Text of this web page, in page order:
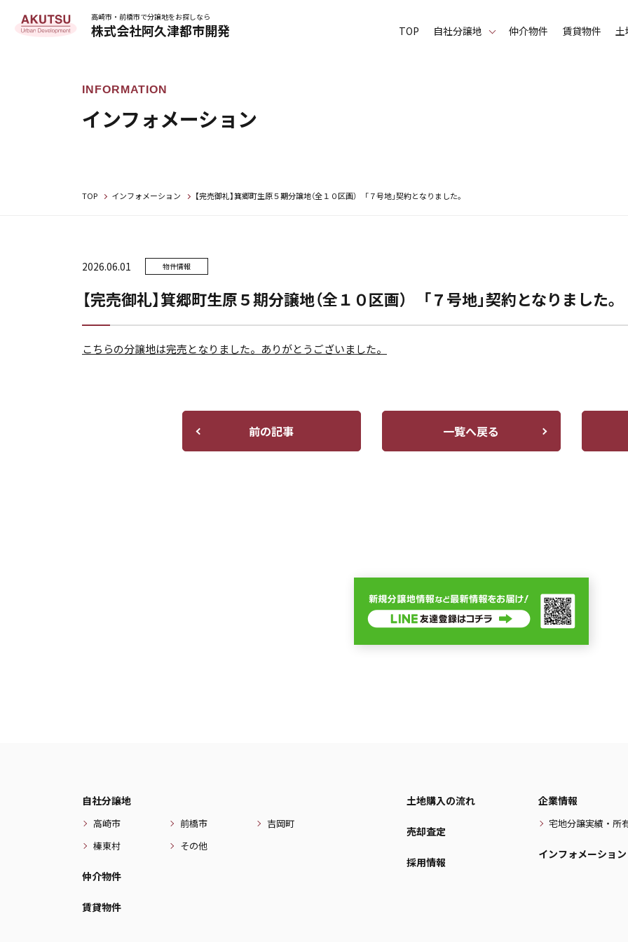
高崎市・前橋市で分譲地をお探しなら
株式会社阿久津都市開発 TOP ⾃社分譲地 仲介物件 賃貸物件 土
インフォメーション
TOP インフォメーション 【完売御礼】箕郷町生原５期分譲地（全１０区画） 「７号地」契約となりました。
2026.06.01 物件情報
【完売御礼】箕郷町生原５期分譲地（全１０区画） 「７号地」契約となりました。
こちらの分譲地は完売となりました。ありがとうございました。
前の記事 一覧へ戻る
自社分譲地
高崎市 前橋市
吉岡町
榛東村
その他
仲介物件
賃貸物件
土地購入の流れ
売却査定
採用情報
企業情報
宅地分譲実績・所
インフォメーション